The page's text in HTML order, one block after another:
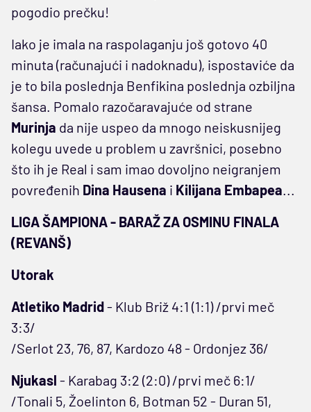
pogodio prečku!
Iako je imala na raspolaganju još gotovo 40
minuta (računajući i nadoknadu), ispostaviće da
je to bila poslednja Benfikina poslednja ozbiljna
šansa. Pomalo razočaravajuće od strane
Murinja da nije uspeo da mnogo neiskusnijeg
kolegu uvede u problem u završnici, posebno
što ih je Real i sam imao dovoljno neigranjem
povređenih Dina Hausena i Kilijana Embapea...
LIGA ŠAMPIONA - BARAŽ ZA OSMINU FINALA
(REVANŠ)
Utorak
Atletiko Madrid- Klub Briž 4:1 (1:1) /prvi meč
3:3/
/Serlot 23, 76, 87, Kardozo 48 - Ordonjez 36/
Njukasl - Karabag 3:2 (2:0) /prvi meč 6:1/
/Tonali 5, Žoelinton 6, Botman 52 - Duran 51,